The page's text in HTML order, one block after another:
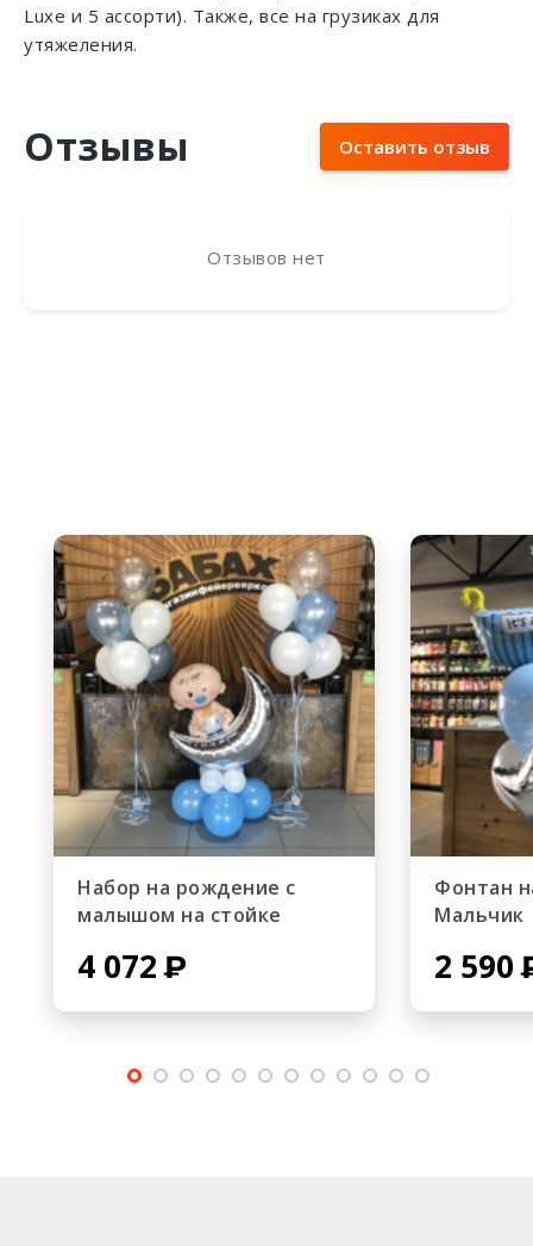
Luxe и 5 ассорти). Также, все на грузиках для
утяжеления.
Отзывы Оставить отзыв
Отзывов нет
Набор на рождение с
малышом на стойке
4 072
Фонтан
Мальчик
2 590